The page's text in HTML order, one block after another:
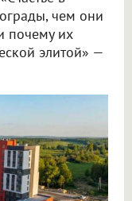
чем они
почему их
элитой» —